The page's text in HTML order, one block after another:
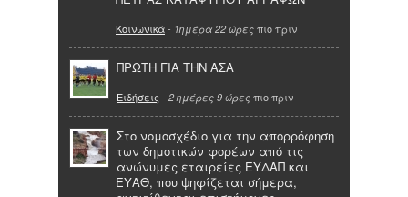
Κοινωνικά- 1ημέρα 22 ώρες πιο πριν
ΠΡΩΤΗ ΓΙΑ ΤΗΝ ΑΣΑ
Ειδήσεις - 2 ημέρες 9 ώρες πιο πριν
Στο νομοσχέδιο για την απορρόφηση
των δημοτικών φορέων από τις
ανώνυμες εταιρείες ΕΥΔΑΠ και
ΕΥΑΘ, που ψηφίζεται σήμερα,